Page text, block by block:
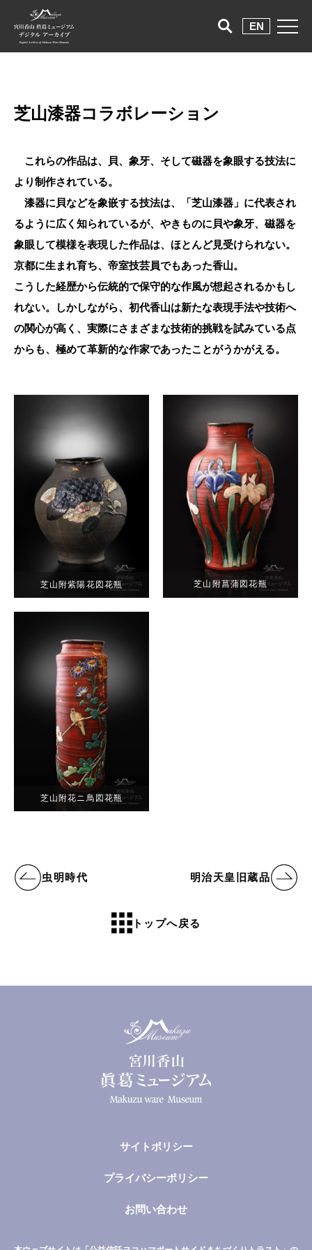
EN
芝山漆器コラボレーション
これらの作品は、貝、象牙、そして磁器を象眼する技法に
より制作されている。
漆器に貝などを象嵌する技法は、「芝山漆器」に代表され
るように広く知られているが、やきものに貝や象牙、磁器を
象眼して模様を表現した作品は、ほとんど見受けられない。
京都に生まれ育ち、帝室技芸員でもあった香山。
こうした経歴から伝統的で保守的な作風が想起されるかもし
れない。しかしながら、初代香山は新たな表現手法や技術へ
の関心が高く、実際にさまざまな技術的挑戦を試みている点
からも、極めて革新的な作家であったことがうかがえる。
芝山附紫陽花図花瓶 芝山附菖蒲図花瓶
芝山附花ニ鳥図花瓶
虫明時代 明治天皇旧蔵品
トップへ戻る
サイトポリシー
プライバシーポリシー
お問い合わせ